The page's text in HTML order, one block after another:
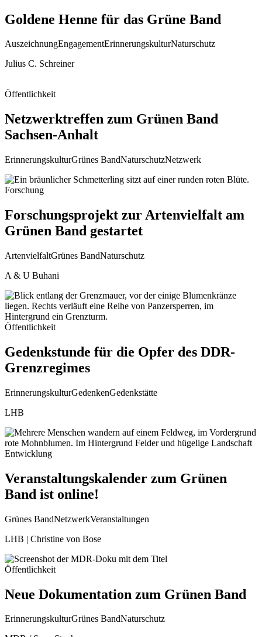
Goldene Henne für das Grüne Band
AuszeichnungEngagementErinnerungskulturNaturschutz
Julius C. Schreiner
Öffentlichkeit
Netzwerktreffen zum Grünen Band
Sachsen-Anhalt
ErinnerungskulturGrünes BandNaturschutzNetzwerk
Forschung
Forschungsprojekt zur Artenvielfalt am
Grünen Band gestartet
ArtenvielfaltGrünes BandNaturschutz
A & U Buhani
Öffentlichkeit
Gedenkstunde für die Opfer des DDR-
Grenzregimes
ErinnerungskulturGedenkenGedenkstätte
LHB
Entwicklung
Veranstaltungskalender zum Grünen
Band ist online!
Grünes BandNetzwerkVeranstaltungen
LHB | Christine von Bose
Öffentlichkeit
Neue Dokumentation zum Grünen Band
ErinnerungskulturGrünes BandNaturschutz